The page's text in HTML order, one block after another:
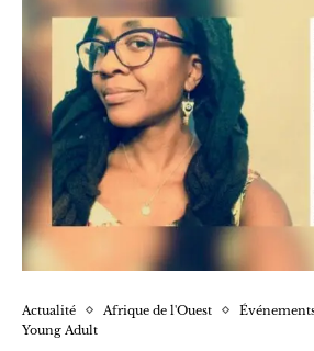
Actualité Afrique de l'Ouest
Young Adult